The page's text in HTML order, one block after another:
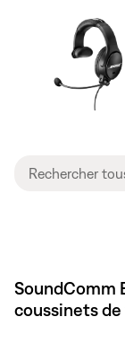
SoundComm
coussinets